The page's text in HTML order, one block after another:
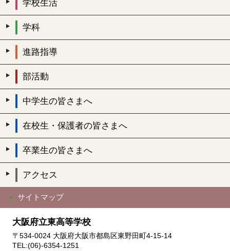
学校生活
学科
進路指導
部活動
中学生の皆さまへ
在校生・保護者の皆さまへ
卒業生の皆さまへ
アクセス
サイトマップ
大阪府立東高等学校
〒534-0024 大阪府大阪市都島区東野田町4-15-14
TEL:(06)-6354-1251